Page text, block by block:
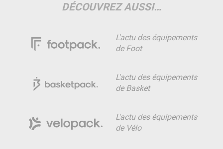
DÉCOUVREZ AUSSI…
L'actu des équipements
de Foot
L'actu des équipements
de Basket
L'actu des équipements
de Vélo